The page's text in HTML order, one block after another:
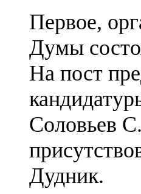
Первое,
Думы
На пост
Соловьев
Дудник.